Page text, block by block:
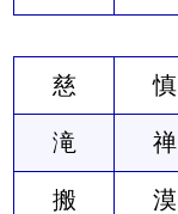
慈 慎
滝 禅
搬 漠